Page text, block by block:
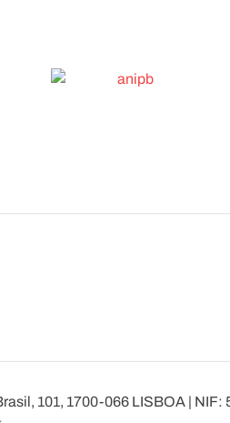
101, 1700-066 LISBOA |